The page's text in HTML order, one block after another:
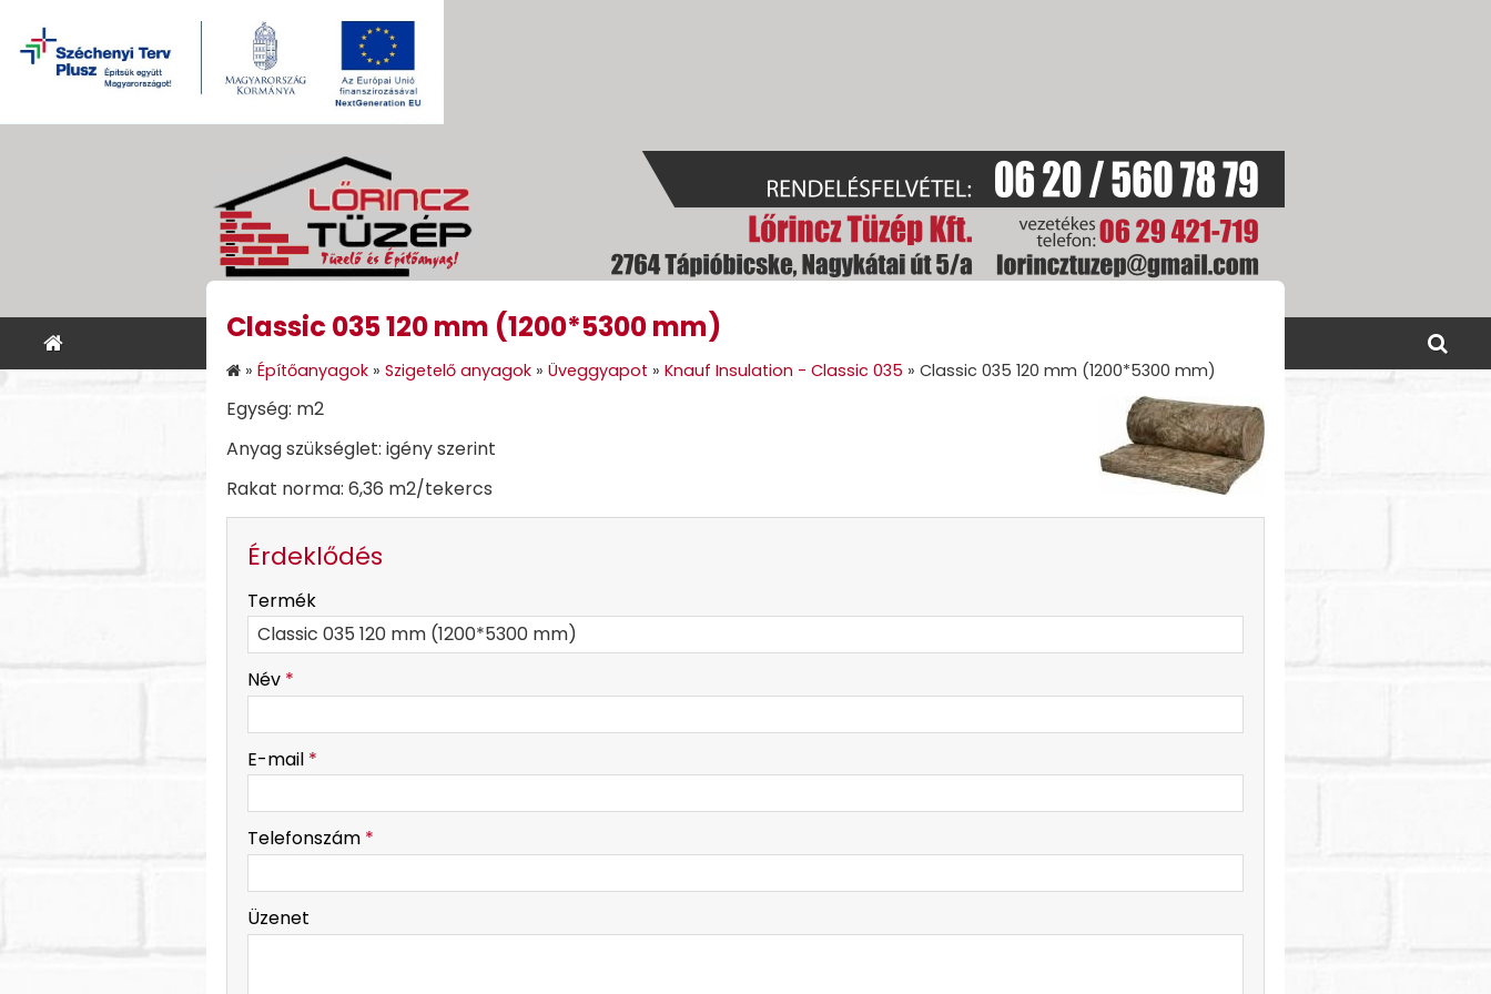
KEZDŐLAP ÉPÍTŐANYAGOK GÉPI FÖLDMUNKA TÜZELŐANYAGOK
Classic 035 120 mm (1200*5300 mm)
» Építőanyagok » Szigetelő anyagok » Üveggyapot » Knauf Insulation - Classic 035 » Classic 035 120 mm (1200*5300 mm)
Egység: m2
Anyag szükséglet: igény szerint
Rakat norma: 6,36 m2/tekercs
Érdeklődés
-
Termék
Név *
E-mail *
Telefonszám *
Üzenet